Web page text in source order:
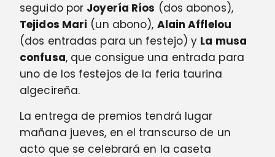
seguido por Joyería Ríos (dos abonos),
Tejidos Mari (un abono), Alain Afflelou
(dos entradas para un festejo) y La musa
confusa, que consigue una entrada para
uno de los festejos de la feria taurina
algecireña.
La entrega de premios tendrá lugar
mañana jueves, en el transcurso de un
acto que se celebrará en la caseta